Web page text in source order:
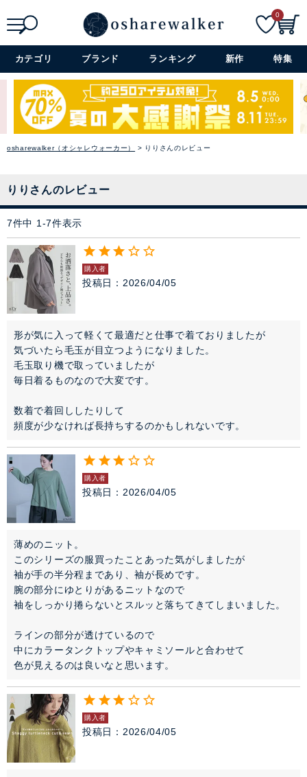
詳細検索+
0
カテゴリ ブランド ランキング 新作 特集
osharewalker（オシャレウォーカー） りりさんのレビュー
りりさんのレビュー
7件中 1 -7件表示
購入者
投稿日 2026/04/05
形が気に入って軽くて最適だと仕事で着ておりましたが
気づいたら毛玉が目立つようになりました。
毛玉取り機で取っていましたが
毎日着るものなので大変です。
数着で着回ししたりして
頻度が少なければ長持ちするのかもしれないです。
購入者
投稿日 2026/04/05
薄めのニット。
このシリーズの服買ったことあった気がしましたが
袖が手の半分程まであり、袖が長めです。
腕の部分にゆとりがあるニットなので
袖をしっかり捲らないとスルッと落ちてきてしまいました。
ラインの部分が透けているので
中にカラータンクトップやキャミソールと合わせて
色が見えるのは良いなと思います。
購入者
投稿日 2026/04/05